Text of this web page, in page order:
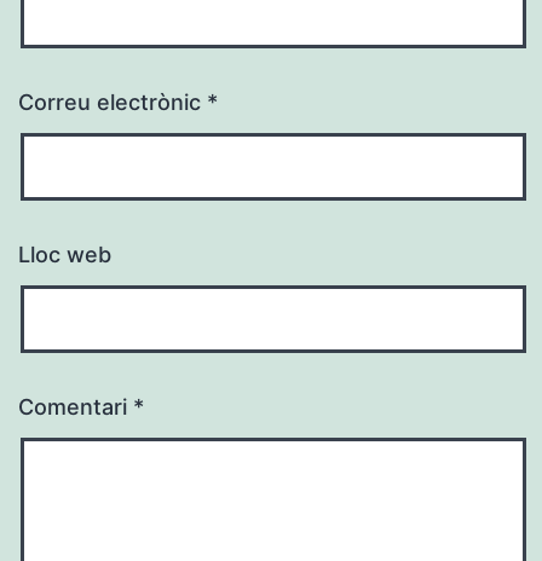
Correu electrònic *
Lloc web
Comentari *